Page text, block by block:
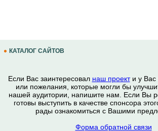
КАТАЛОГ САЙТОВ
Если Вас заинтересовал наш проекти у Вас
или пожелания, которые могли бы
нашей аудитории, напишите нам. Если Вы
готовы выступить в качестве спонсора
рады ознакомиться с Вашими
Форма обратной связи